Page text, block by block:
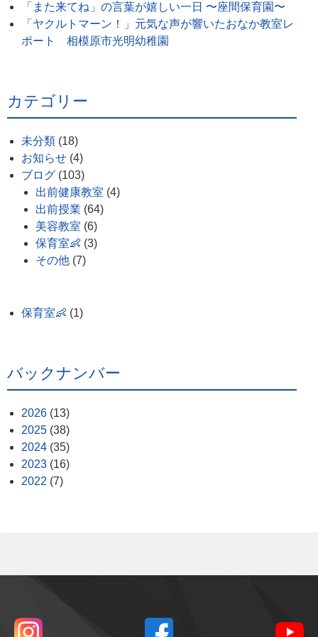
「また来てね」の言葉が嬉しい一日 〜座間保育園〜
「ヤクルトマーン！」元気な声が響いたおなか教室レ
ポート 相模原市光明幼稚園
カテゴリー
未分類 (18)
お知らせ (4)
ブログ (103)
出前健康教室 (4)
出前授業 (64)
美容教室 (6)
保育室👶 (3)
その他 (7)
保育室👶 (1)
バックナンバー
2026 (13)
2025 (38)
2024 (35)
2023 (16)
2022 (7)